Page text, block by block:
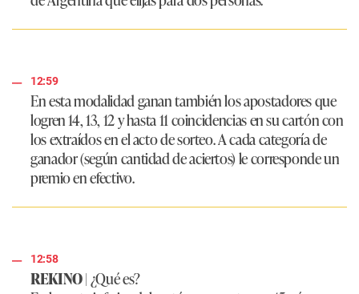
12:59
En esta modalidad ganan también los apostadores que
logren 14, 13, 12 y hasta 11 coincidencias en su cartón con
los extraídos en el acto de sorteo. A cada categoría de
ganador (según cantidad de aciertos) le corresponde un
premio en efectivo.
12:58
REKINO| ¿Qué es?